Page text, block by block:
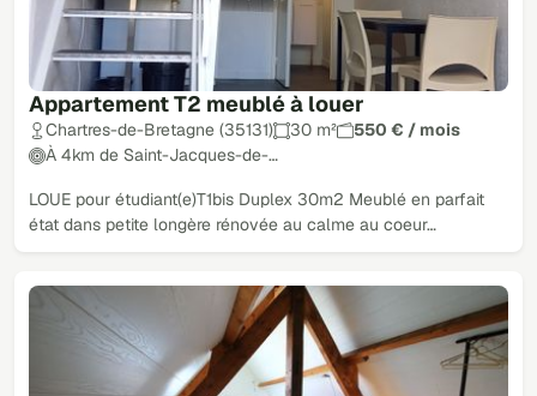
Appartement T2 meublé à louer
Chartres-de-Bretagne (35131) 30 m²
550 € / mois
À 4km de Saint-Jacques-de-…
LOUE pour étudiant(e)T1bis Duplex 30m2 Meublé en parfait
état dans petite longère rénovée au calme au coeur…